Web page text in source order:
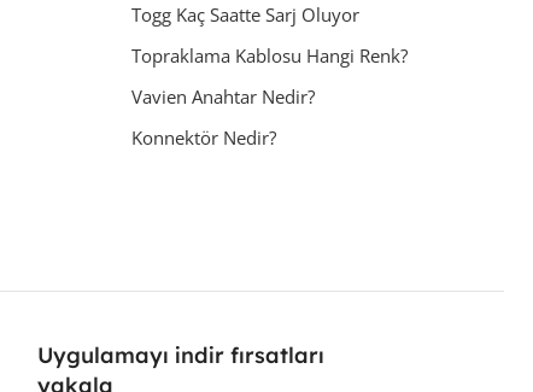
Togg Kaç Saatte Sarj Oluyor
Topraklama Kablosu Hangi Renk?
Vavien Anahtar Nedir?
Konnektör Nedir?
Uygulamayı indir fırsatları
yakala